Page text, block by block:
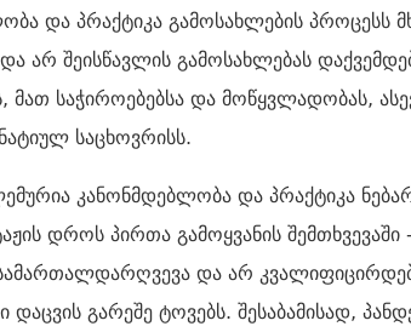
და პრაქტიკა გამოსახლების პროცესს
არ შეისწავლის გამოსახლებას
მათ საჭიროებებსა და მოწყვლადობას,
საცხოვრისს.
კანონმდებლობა და პრაქტიკა
დროს პირთა გამოყვანის შემთხვევაში -
და არ
გარეშე ტოვებს. შესაბამისად,